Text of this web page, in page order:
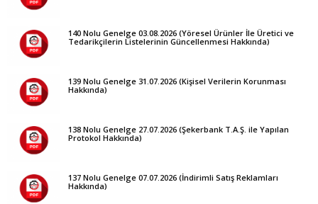
140 Nolu Genelge 03.08.2026 (Yöresel Ürünler İle Üretici ve
Tedarikçilerin Listelerinin Güncellenmesi Hakkında)
139 Nolu Genelge 31.07.2026 (Kişisel Verilerin Korunması
Hakkında)
138 Nolu Genelge 27.07.2026 (Şekerbank T.A.Ş. ile Yapılan
Protokol Hakkında)
137 Nolu Genelge 07.07.2026 (İndirimli Satış Reklamları
Hakkında)